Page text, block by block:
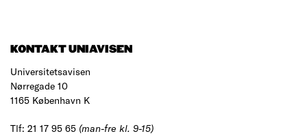
KONTAKT UNIAVISEN
Universitetsavisen
Nørregade 10
1165 København K
Tlf: 21 17 95 65 (man-fre kl. 9-15)